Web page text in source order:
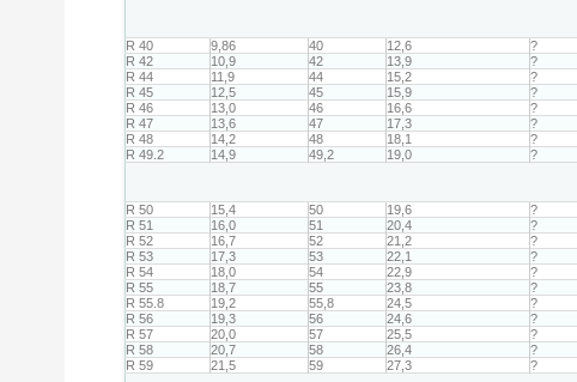
R 40 9,86 40 12,6 ?
R 42
10,9 42 13,9 ?
R 44
11,9 44 15,2 ?
R 45
12,5 45 15,9 ?
R 46
13,0 46 16,6 ?
R 47
13,6 47 17,3 ?
R 48
14,2 48 18,1 ?
R 49.2
14,9 49,2 19,0 ?
R 50 15,4 50 19,6 ?
R 51
16,0 51 20,4 ?
R 52
16,7 52 21,2 ?
R 53
17,3 53 22,1 ?
R 54
18,0 54 22,9 ?
R 55
18,7 55 23,8 ?
R 55.8
19,2 55,8 24,5 ?
R 56
19,3 56 24,6 ?
R 57
20,0 57 25,5 ?
R 58
20,7 58 26,4 ?
R 59
21,5 59 27,3 ?